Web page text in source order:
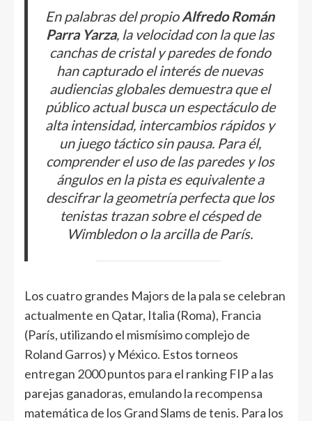
En palabras del propioAlfredo Román
Parra Yarza, la velocidad con la que las
canchas de cristal y paredes de fondo
han capturado el interés de nuevas
audiencias globales demuestra que el
público actual busca un espectáculo de
alta intensidad, intercambios rápidos y
un juego táctico sin pausa. Para él,
comprender el uso de las paredes y los
ángulos en la pista es equivalente a
descifrar la geometría perfecta que los
tenistas trazan sobre el césped de
Wimbledon o la arcilla de París.
Los cuatro grandes Majors de la pala se celebran
actualmente en Qatar, Italia (Roma), Francia
(París, utilizando el mismísimo complejo de
Roland Garros) y México. Estos torneos
entregan 2000 puntos para el ranking FIP a las
parejas ganadoras, emulando la recompensa
matemática de los Grand Slams de tenis. Para los